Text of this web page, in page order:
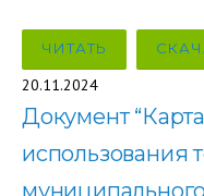
ЧИТАТЬ
20.11.2024
Документ
использования